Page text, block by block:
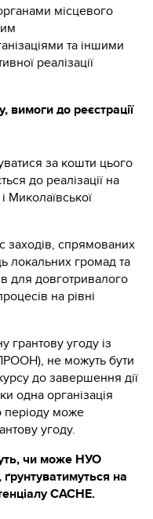
місцевого
та іншими
реалізації
вимоги до реєстрації
за кошти цього
до реалізації на
Миколаївської
заходів, спрямованих
локальних громад та
для довготривалого
на рівні
грантову угоду із
не можуть бути
до завершення дії
одна організація
періоду може
угоду.
чи може НУО
на
CACHE.